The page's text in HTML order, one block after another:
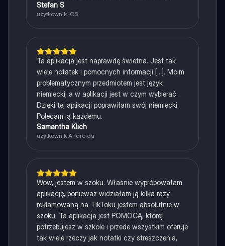
Stefan S
użytkownik iOS
Ta aplikacja jest naprawdę świetna. Jest tak
wiele notatek i pomocnych informacji [...]. Moim
problematycznym przedmiotem jest język
niemiecki, a w aplikacji jest w czym wybierać.
Dzięki tej aplikacji poprawiłam swój niemiecki.
Polecam ją każdemu.
Samantha Klich
użytkownik Androida
Wow, jestem w szoku. Właśnie wypróbowałam
aplikację, ponieważ widziałam ją kilka razy
reklamowaną na TikToku jestem absolutnie w
szoku. Ta aplikacja jest POMOCĄ, której
potrzebujesz w szkole i przede wszystkim oferuje
tak wiele rzeczy jak notatki czy streszczenia,